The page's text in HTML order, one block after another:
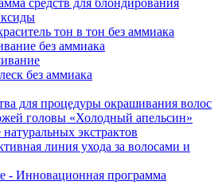
средств для блондирования
тон в тон без аммиака
без аммиака
без аммиака
для процедуры окрашивания волос
головы «Холодный апельсин»
экстрактов
линия ухода за волосами и
- Инновационная программа